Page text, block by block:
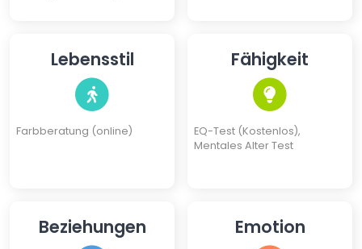
Lebensstil
Farbberatung (online)
Fähigkeit
EQ-Test (Kostenlos),
Mentales Alter Test
Beziehungen Emotion